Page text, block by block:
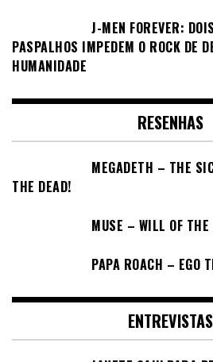
J-MEN FOREVER:
PASPALHOS IMPEDEM O ROCK DE
HUMANIDADE
RESENHAS
MEGADETH – THE
THE DEAD!
MUSE – WILL OF THE
PAPA ROACH – EGO
ENTREVISTAS